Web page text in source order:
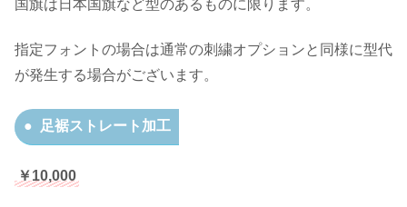
国旗は日本国旗など型のあるものに限ります。
指定フォントの場合は通常の刺繍オプションと同様に型代
が発生する場合がございます。
足裾ストレート加工
￥10,000